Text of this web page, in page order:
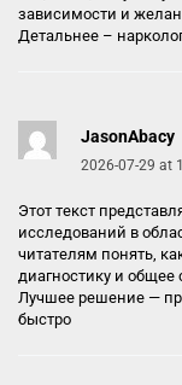
зависимости и
Детальнее –
JasonAbacy
2026-07-29 at
Этот текст
исследований в
читателям понять,
диагностику и общее
Лучшее решение —
быстро